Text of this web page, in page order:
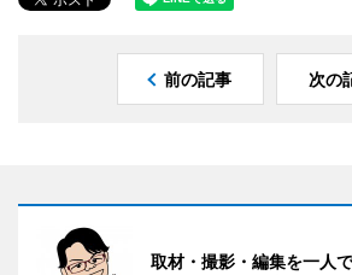
前の記事 次の
取材・撮影・編集を一人